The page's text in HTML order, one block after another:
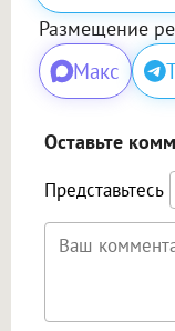
Размещение
Макс
Оставьте
Представьтесь